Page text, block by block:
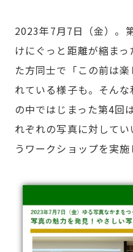
2023年7月7日（金）。
けにぐっと距離が縮ま
た方同士で「この前は
れている様子も。そん
の中ではじまった第4回
れぞれの写真に対して
うワークショップを実施